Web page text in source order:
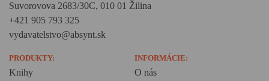
Suvorovova 2683/30C, 010 01 Žilina
+421 905 793 325
vydavatelstvo@absynt.sk
PRODUKTY:
Knihy
INFORMÁCIE:
O nás